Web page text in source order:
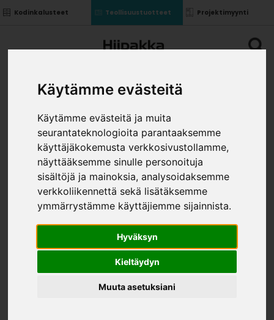
Käytämme evästeitä
Käytämme evästeitä ja muita
seurantateknologioita parantaaksemme
käyttäjäkokemusta verkkosivustollamme,
näyttääksemme sinulle personoituja
sisältöjä ja mainoksia, analysoidaksemme
verkkoliikennettä sekä lisätäksemme
ymmärrystämme käyttäjiemme sijainnista.
Hyväksyn
Kieltäydyn
Muuta asetuksiani
Kodinkalusteet Teollisuustuotteet Projektimyynti
SÄHKÖSÄÄTÖPÖYDÄN
JOHTOKOURU
Saranat»
Sähkösäätöpöydän johtokouru